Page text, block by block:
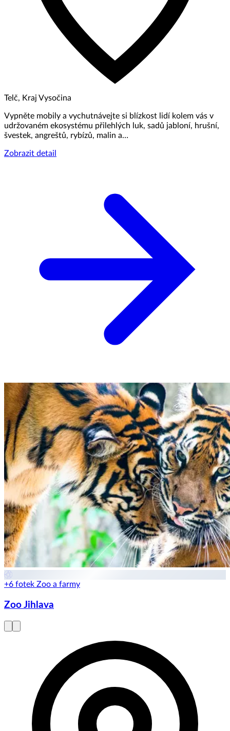
Telč, Kraj Vysočina
Vypněte mobily a vychutnávejte si blízkost lidí kolem vás v
udržovaném ekosystému přilehlých luk, sadů jabloní, hrušní,
švestek, angreštů, rybízů, malin a…
Zobrazit detail
+6 fotek Zoo a farmy
Zoo Jihlava